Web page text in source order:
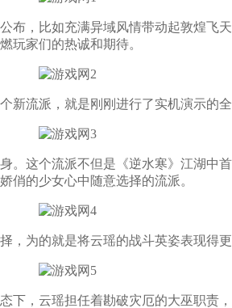
，比如充满异域风情带动起敦煌飞
家们的热诚和期待。
流派，就是刚刚进行了实机演示的
这个流派不但是《逆水寒》江湖中
俏的少女心中随意选择的流派。
为的就是将云瑶的战斗英姿表现得更
，云瑶担任着勘破灾厄的大巫职责